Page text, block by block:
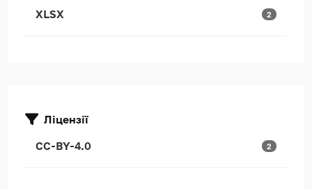
XLSX 2
Ліцензії
CC-BY-4.0 2